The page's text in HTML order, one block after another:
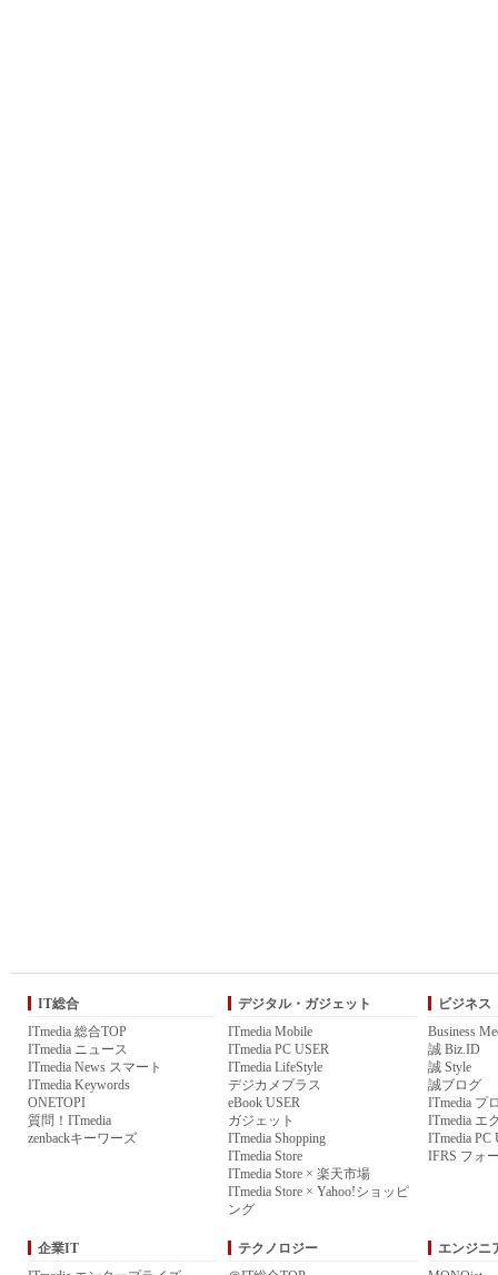
IT総合
ITmedia 総合TOP
ITmedia ニュース
ITmedia News スマート
ITmedia Keywords
ONETOPI
質問！ITmedia
zenbackキーワーズ
デジタル・ガジェット
ITmedia Mobile
ITmedia PC USER
ITmedia LifeStyle
デジカメプラス
eBook USER
ガジェット
ITmedia Shopping
ITmedia Store
ITmedia Store × 楽天市場
ITmedia Store × Yahoo!ショッピ
ング
ビジネス
Business
誠 Biz.ID
誠 Style
誠ブログ
ITmedia プ
ITmedia エ
ITmedia PC
IFRS フォ
企業IT
テクノロジー
エンジニ